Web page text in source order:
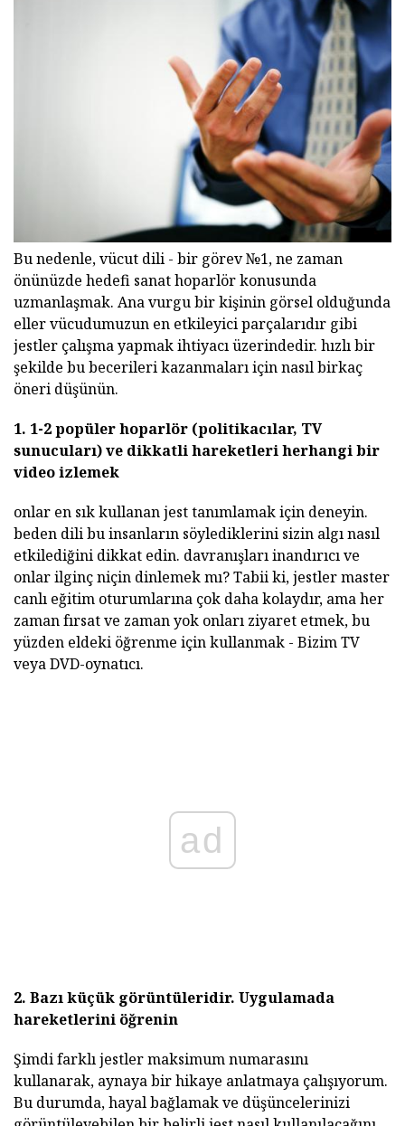
Bu nedenle, vücut dili - bir görev №1, ne zaman
önünüzde hedefi sanat hoparlör konusunda
uzmanlaşmak. Ana vurgu bir kişinin görsel olduğunda
eller vücudumuzun en etkileyici parçalarıdır gibi
jestler çalışma yapmak ihtiyacı üzerindedir. hızlı bir
şekilde bu becerileri kazanmaları için nasıl birkaç
öneri düşünün.
1. 1-2 popüler hoparlör (politikacılar, TV
sunucuları) ve dikkatli hareketleri herhangi bir
video izlemek
onlar en sık kullanan jest tanımlamak için deneyin.
beden dili bu insanların söylediklerini sizin algı nasıl
etkilediğini dikkat edin. davranışları inandırıcı ve
onlar ilginç niçin dinlemek mı? Tabii ki, jestler master
canlı eğitim oturumlarına çok daha kolaydır, ama her
zaman fırsat ve zaman yok onları ziyaret etmek, bu
yüzden eldeki öğrenme için kullanmak - Bizim TV
veya DVD-oynatıcı.
ad
2. Bazı küçük görüntüleridir. Uygulamada
hareketlerini öğrenin
Şimdi farklı jestler maksimum numarasını
kullanarak, aynaya bir hikaye anlatmaya çalışıyorum.
Bu durumda, hayal bağlamak ve düşüncelerinizi